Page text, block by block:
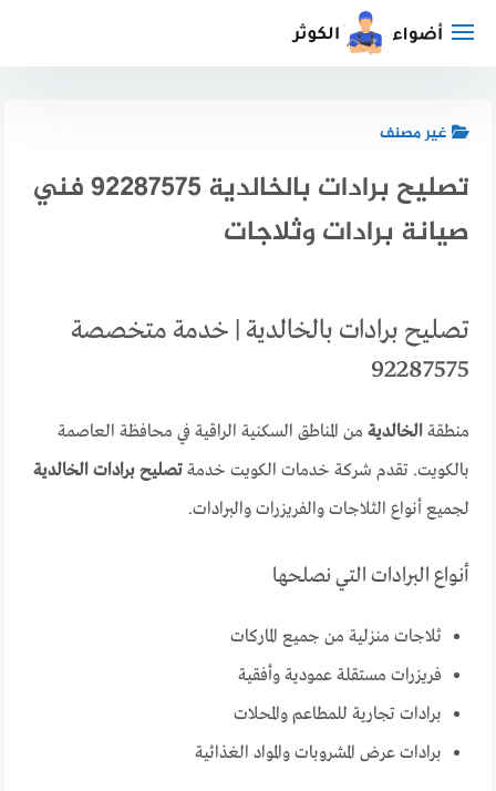
غير مصنف
تصليح برادات بالخالدية 92287575 فني
صيانة برادات وثلاجات
تصليح برادات بالخالدية | خدمة متخصصة
92287575
منطقةالخالدية من المناطق السكنية الراقية في محافظة العاصمة
بالكويت. تقدم شركة خدمات الكويت خدمةتصليح برادات الخالدية
لجميع أنواع الثلاجات والفريزرات والبرادات.
أنواع البرادات التي نصلحها
ثلاجات منزلية من جميع الماركات
فريزرات مستقلة عمودية وأفقية
برادات تجارية للمطاعم والمحلات
برادات عرض المشروبات والمواد الغذائية